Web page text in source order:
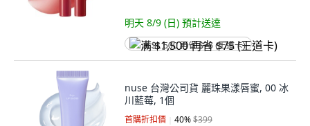
明天 8/9 (日) 預計送達
满 $1,500 再省 $75 (王道卡)
nuse 台灣公司貨 麗珠果漾唇蜜, 00 冰
川藍莓, 1個
首購折扣價 40%$399